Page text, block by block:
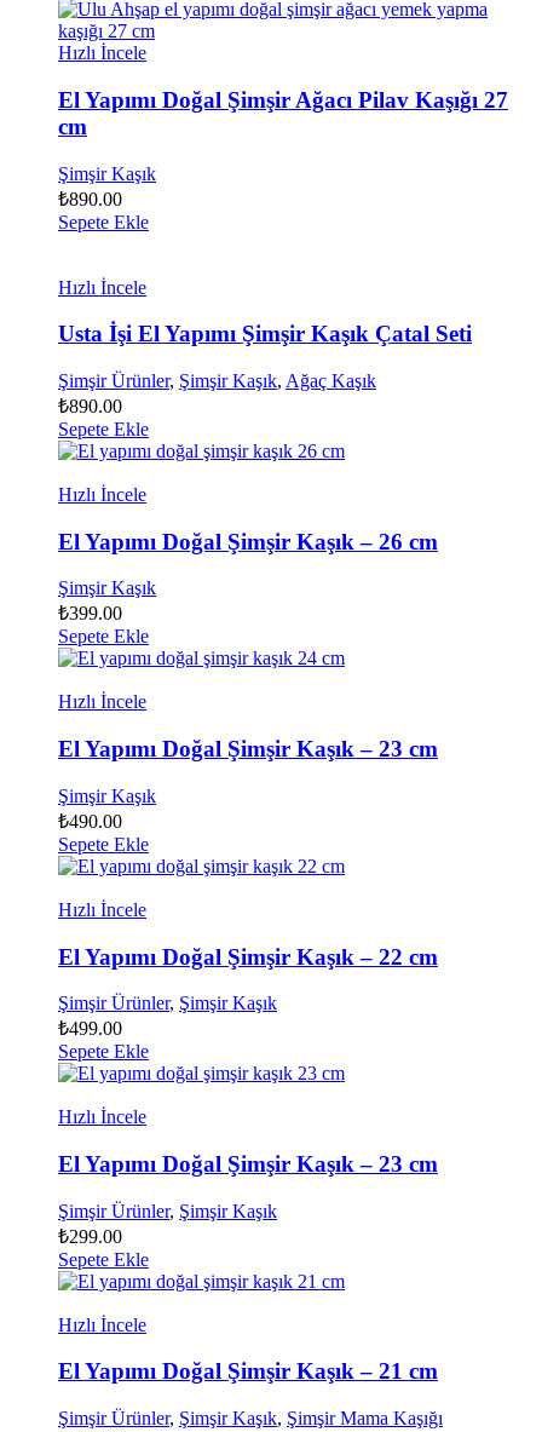
Hızlı İncele
El Yapımı Doğal Şimşir Ağacı Pilav Kaşığı 27
cm
Şimşir Kaşık
₺890.00
Sepete Ekle
Hızlı İncele
Usta İşi El Yapımı Şimşir Kaşık Çatal Seti
Şimşir Ürünler, Şimşir Kaşık, Ağaç Kaşık
₺890.00
Sepete Ekle
Hızlı İncele
El Yapımı Doğal Şimşir Kaşık – 26 cm
Şimşir Kaşık
₺399.00
Sepete Ekle
Hızlı İncele
El Yapımı Doğal Şimşir Kaşık – 23 cm
Şimşir Kaşık
₺490.00
Sepete Ekle
Hızlı İncele
El Yapımı Doğal Şimşir Kaşık – 22 cm
Şimşir Ürünler, Şimşir Kaşık
₺499.00
Sepete Ekle
Hızlı İncele
El Yapımı Doğal Şimşir Kaşık – 23 cm
Şimşir Ürünler, Şimşir Kaşık
₺299.00
Sepete Ekle
Hızlı İncele
El Yapımı Doğal Şimşir Kaşık – 21 cm
Şimşir Ürünler, Şimşir Kaşık, Şimşir Mama Kaşığı